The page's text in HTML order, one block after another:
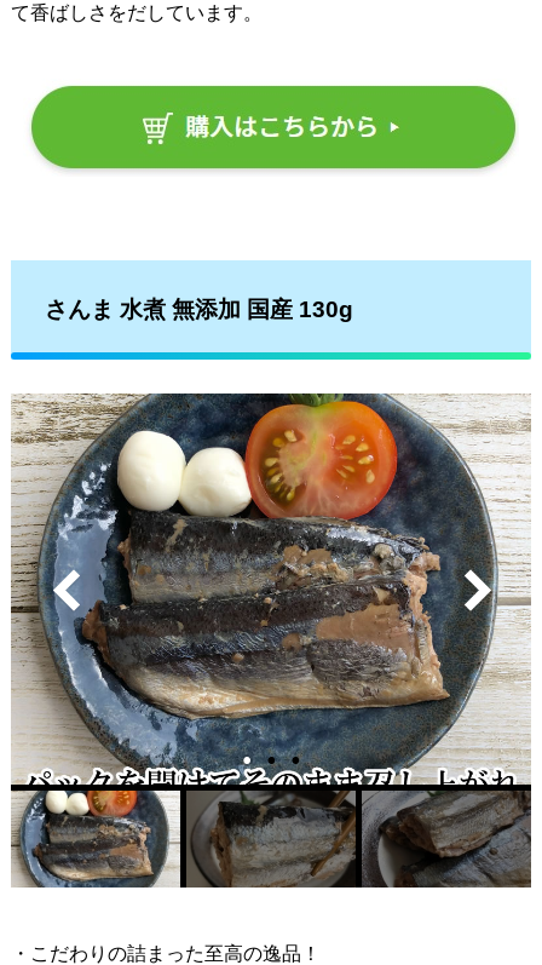
て香ばしさをだしています。
さんま 水煮 無添加 国産 130g
・こだわりの詰まった至高の逸品！